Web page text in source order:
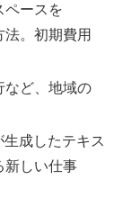
ペースを
。初期費用
など、地域の
生成したテキス
新しい仕事